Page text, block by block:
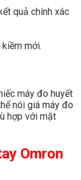
quả chính xác
mới.
máy đo huyết
nói giá máy đo
hợp với mặt
Omron